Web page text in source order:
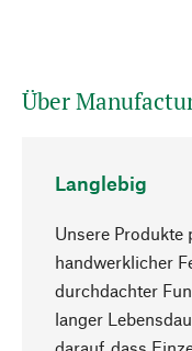
Über
Langlebig
Unsere Produkte
handwerklicher
durchdachter
langer